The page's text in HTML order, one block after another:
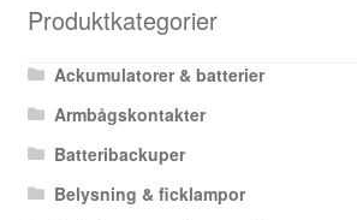
Produktkategorier
Ackumulatorer & batterier
Armbågskontakter
Batteribackuper
Belysning & ficklampor